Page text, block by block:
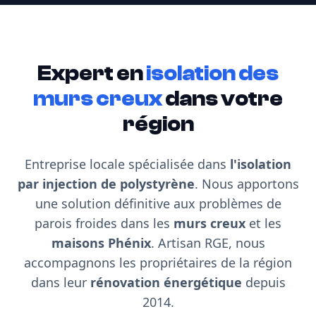
Expert enisolation des
murs creuxdans votre
région
Entreprise locale spécialisée dans l'isolation
par injection de polystyrène. Nous apportons
une solution définitive aux problèmes de
parois froides dans les murs creux et les
maisons Phénix. Artisan RGE, nous
accompagnons les propriétaires de la région
dans leurrénovation énergétique depuis
2014.